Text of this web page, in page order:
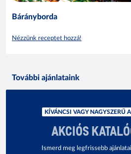
Bárányborda
Nézzünk receptet hozzá!
További ajánlataink
KÍVÁNCSI VAGY NAGYSZERŰ
AKCIÓS
Ismerd meg legfrissebb